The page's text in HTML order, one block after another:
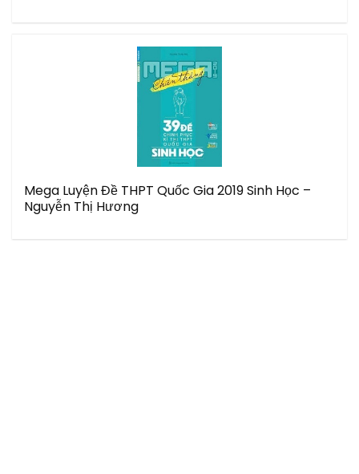
Mega Luyện Đề THPT Quốc Gia 2019 Sinh Học –
Nguyễn Thị Hương